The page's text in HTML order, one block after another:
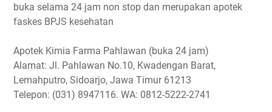
buka selama 24 jam non stop dan merupakan apotek
faskes BPJS kesehatan
Apotek Kimia Farma Pahlawan (buka 24 jam)
Alamat: Jl. Pahlawan No.10, Kwadengan Barat,
Lemahputro, Sidoarjo, Jawa Timur 61213
Telepon: (031) 8947116. WA: 0812-5222-2741